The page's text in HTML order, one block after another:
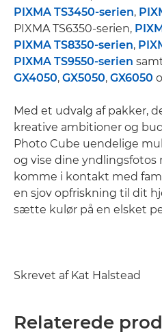
PIXMA TS3450-serien,
PIXMA TS6350-serien,
PIXMA TS8350-serien,
PIXMA TS9550-serien
GX4050, GX5050, GX6050
Med et udvalg af pakker,
kreative ambitioner og
Photo Cube uendelige
og vise dine yndlingsfotos
komme i kontakt med
en sjov opfriskning til dit
sætte kulør på en elsket
Skrevet af Kat Halstead
Relaterede